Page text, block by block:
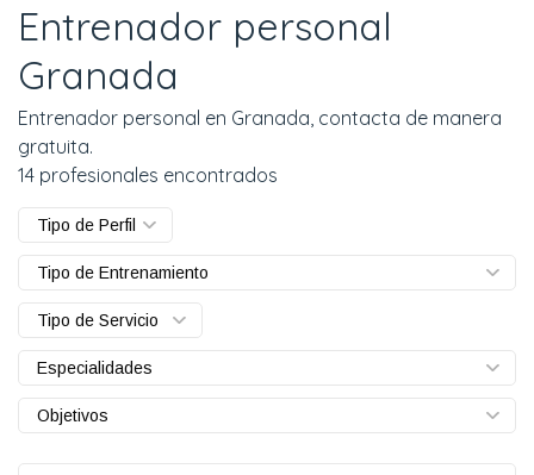
Entrenador personal
Granada
Entrenador personal en Granada, contacta de manera
gratuita.
14 profesionales encontrados
Tipo de Perfil
Tipo de Entrenamiento
Tipo de Servicio
Especialidades
Objetivos